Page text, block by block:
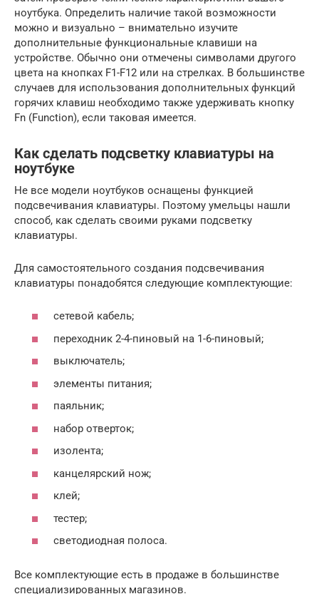
ноутбука. Определить наличие такой возможности
можно и визуально – внимательно изучите
дополнительные функциональные клавиши на
устройстве. Обычно они отмечены символами другого
цвета на кнопках F1-F12 или на стрелках. В большинстве
случаев для использования дополнительных функций
горячих клавиш необходимо также удерживать кнопку
Fn (Function), если таковая имеется.
Как сделать подсветку клавиатуры на
ноутбуке
Не все модели ноутбуков оснащены функцией
подсвечивания клавиатуры. Поэтому умельцы нашли
способ, как сделать своими руками подсветку
клавиатуры.
Для самостоятельного создания подсвечивания
клавиатуры понадобятся следующие комплектующие:
сетевой кабель;
переходник 2-4-пиновый на 1-6-пиновый;
выключатель;
элементы питания;
паяльник;
набор отверток;
изолента;
канцелярский нож;
клей;
тестер;
светодиодная полоса.
Все комплектующие есть в продаже в большинстве
специализированных магазинов.